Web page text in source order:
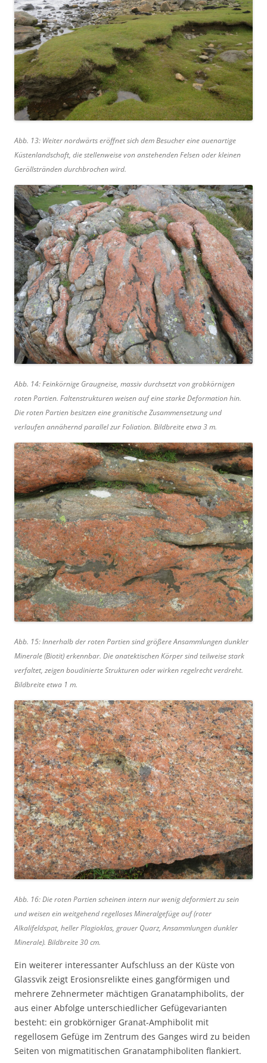
Abb. 13: Weiter nordwärts eröffnet sich dem Besucher eine auenartige
Küstenlandschaft, die stellenweise von anstehenden Felsen oder kleinen
Geröllstränden durchbrochen wird.
Abb. 14: Feinkörnige Graugneise, massiv durchsetzt von grobkörnigen
roten Partien. Faltenstrukturen weisen auf eine starke Deformation hin.
Die roten Partien besitzen eine granitische Zusammensetzung und
verlaufen annähernd parallel zur Foliation. Bildbreite etwa 3 m.
Abb. 15: Innerhalb der roten Partien sind größere Ansammlungen dunkler
Minerale (Biotit) erkennbar. Die anatektischen Körper sind teilweise stark
verfaltet, zeigen boudinierte Strukturen oder wirken regelrecht verdreht.
Bildbreite etwa 1 m.
Abb. 16: Die roten Partien scheinen intern nur wenig deformiert zu sein
und weisen ein weitgehend regelloses Mineralgefüge auf (roter
Alkalifeldspat, heller Plagioklas, grauer Quarz, Ansammlungen dunkler
Minerale). Bildbreite 30 cm.
Ein weiterer interessanter Aufschluss an der Küste von
Glassvik zeigt Erosionsrelikte eines gangförmigen und
mehrere Zehnermeter mächtigen Granatamphibolits, der
aus einer Abfolge unterschiedlicher Gefügevarianten
besteht: ein grobkörniger Granat-Amphibolit mit
regellosem Gefüge im Zentrum des Ganges wird zu beiden
Seiten von migmatitischen Granatamphiboliten flankiert.